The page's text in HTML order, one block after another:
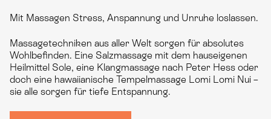
Mit Massagen Stress, Anspannung und Unruhe loslassen.
Massagetechniken aus aller Welt sorgen für absolutes
Wohlbefinden. Eine Salzmassage mit dem hauseigenen
Heilmittel Sole, eine Klangmassage nach Peter Hess oder
doch eine hawaiianische Tempelmassage Lomi Lomi Nui –
sie alle sorgen für tiefe Entspannung.